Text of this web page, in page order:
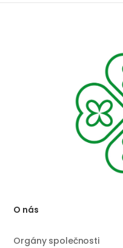
O nás
Orgány společnosti